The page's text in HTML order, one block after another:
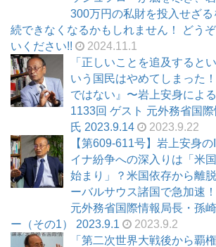
300万円の私財を投入せざ
続できなくなるかもしれません！ どう
いください!!
2024.11.1
「正しいことを追及すると
いう国民はやめてしまった
ではない』〜岩上安身によ
1133回 ゲスト 元外務省国
氏 2023.9.14
2023.9.22
【第609-611号】岩上安身
イナ紛争への深入りは「米
始まり」？米国依存から離
ーバルサウス諸国で急加速
元外務省国際情報局長・孫
ー（その1） 2023.9.1
2023.9.2
「第二次世界大戦後から覇